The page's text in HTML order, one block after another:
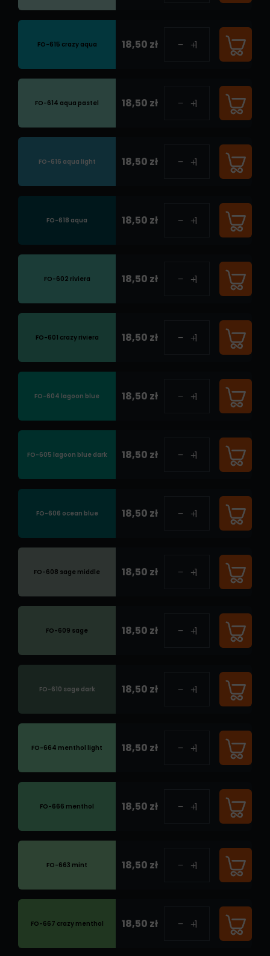
FO-615 crazy aqua 18,50 zł
FO-614 aqua pastel 18,50 zł
FO-616 aqua light 18,50 zł
FO-618 aqua 18,50 zł
FO-602 riviera 18,50 zł
FO-601 crazy riviera 18,50 zł
FO-604 lagoon blue 18,50 zł
FO-605 lagoon blue dark 18,50 zł
FO-606 ocean blue 18,50 zł
FO-608 sage middle 18,50 zł
FO-609 sage 18,50 zł
FO-610 sage dark 18,50 zł
FO-664 menthol light 18,50 zł
FO-666 menthol 18,50 zł
FO-663 mint 18,50 zł
FO-667 crazy menthol 18,50 zł